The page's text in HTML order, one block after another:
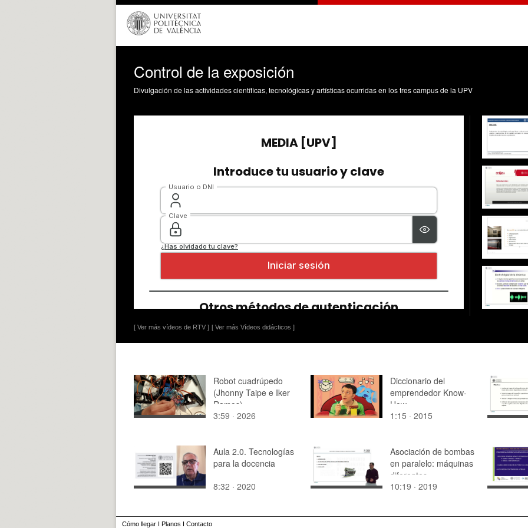
Control de la exposición
Divulgación de las actividades científicas, tecnológicas y artísticas ocurridas en los tres campus de la UPV
[ Ver más vídeos de RTV ] [ Ver más Vídeos didácticos ]
Robot cuadrúpedo
(Jhonny Taipe e Iker
Ramos)
3:59 · 2026
Diccionario del
emprendedor Know-
How
1:15 · 2015
Aula 2.0. Tecnologías
para la docencia
8:32 · 2020
Asociación de bombas
en paralelo: máquinas
diferentes
10:19 · 2019
Cómo llegar I Planos I Contacto